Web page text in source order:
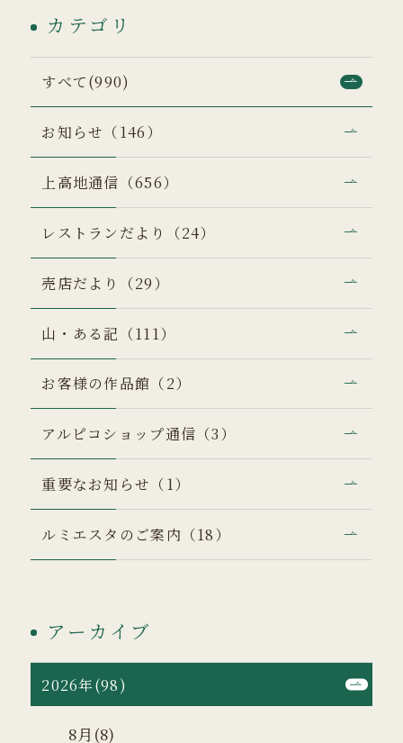
カテゴリ
すべて(990)
お知らせ（146）
上高地通信（656）
レストランだより（24）
売店だより（29）
山・ある記（111）
お客様の作品館（2）
アルピコショップ通信（3）
重要なお知らせ（1）
ルミエスタのご案内（18）
アーカイブ
2026年(98)
8月(8)